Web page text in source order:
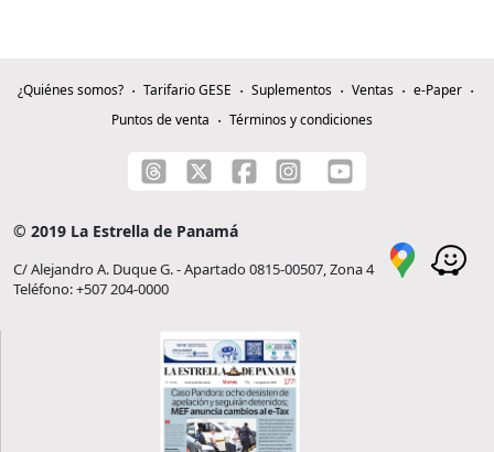
¿Quiénes somos? Tarifario GESE Suplementos Ventas
e-Paper
Puntos de venta
Términos y condiciones
© 2019 La Estrella de Panamá
C/ Alejandro A. Duque G. - Apartado 0815-00507, Zona 4
Teléfono: +507 204-0000